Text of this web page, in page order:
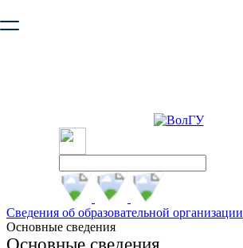
безопасную работу с сайтом. Пожалуйста
Сведения об образовательной организации
Основные сведения